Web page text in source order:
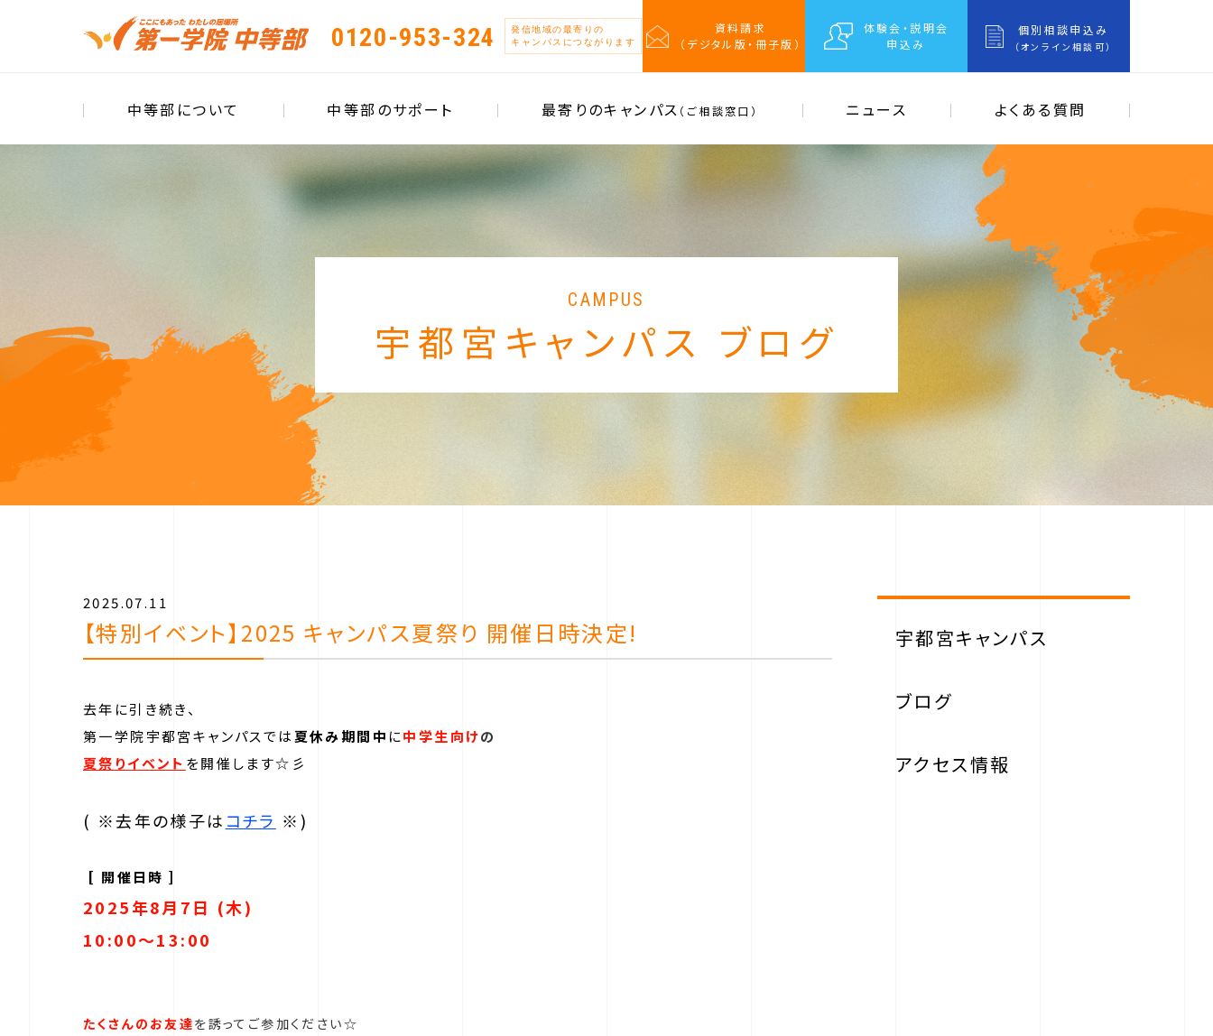
0120-953-324
発信地域の最寄りの
キャンパスにつながります
資料請求
（デジタル版・冊子版）
体験会・説明会
申込み
個別相談申込み
（オンライン相談可）
中等部について 中等部のサポート 最寄りのキャンパス （ご相談窓口） ニュース よくある質問
CAMPUS
宇都宮キャンパス ブログ
2025.07.11
【特別イベント】2025 キャンパス夏祭り 開催日時決定!
去年に引き続き、
第一学院宇都宮キャンパスでは夏休み期間中 に中学生向けの
夏祭りイベント を開催します☆彡
( ※去年の様子は コチラ ※)
[ 開催日時 ]
2025年8月7日 (木)
10:00～13:00
たくさんのお友達を誘ってご参加ください☆
宇都宮キャンパス
ブログ
アクセス情報